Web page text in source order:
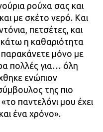
ρούχα σας και
με σκέτο νερό. Και
πετσέτες, και
η καθαριότητα
παρακάνετε μόνο με
πολλές για… όλη
ενώπιον
της πιο
παντελόνι μου έχει
ένα χρόνο».